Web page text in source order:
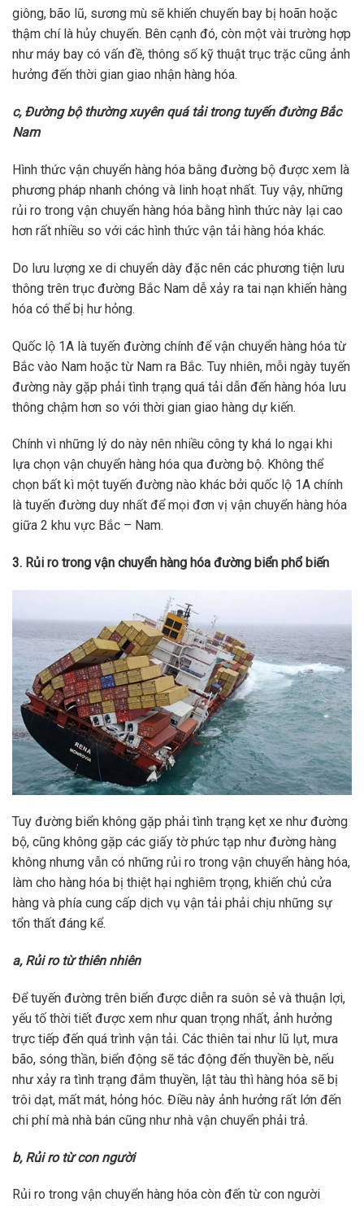
giông, bão lũ, sương mù sẽ khiến chuyến bay bị hoãn hoặc
thậm chí là hủy chuyến. Bên cạnh đó, còn một vài trường hợp
như máy bay có vấn đề, thông số kỹ thuật trục trặc cũng ảnh
hưởng đến thời gian giao nhận hàng hóa.
c, Đường bộ thường xuyên quá tải trong tuyến đường Bắc
Nam
Hình thức vận chuyển hàng hóa bằng đường bộ được xem là
phương pháp nhanh chóng và linh hoạt nhất. Tuy vậy, những
rủi ro trong vận chuyển hàng hóa bằng hình thức này lại cao
hơn rất nhiều so với các hình thức vận tải hàng hóa khác.
Do lưu lượng xe di chuyển dày đặc nên các phương tiện lưu
thông trên trục đường Bắc Nam dễ xảy ra tai nạn khiến hàng
hóa có thể bị hư hỏng.
Quốc lộ 1A là tuyến đường chính để vận chuyển hàng hóa từ
Bắc vào Nam hoặc từ Nam ra Bắc. Tuy nhiên, mỗi ngày tuyến
đường này gặp phải tình trạng quá tải dẫn đến hàng hóa lưu
thông chậm hơn so với thời gian giao hàng dự kiến.
Chính vì những lý do này nên nhiều công ty khá lo ngại khi
lựa chọn vận chuyển hàng hóa qua đường bộ. Không thể
chọn bất kì một tuyến đường nào khác bởi quốc lộ 1A chính
là tuyến đường duy nhất để mọi đơn vị vận chuyển hàng hóa
giữa 2 khu vực Bắc – Nam.
3. Rủi ro trong vận chuyển hàng hóa đường biển phổ biến
Tuy đường biển không gặp phải tình trạng kẹt xe như đường
bộ, cũng không gặp các giấy tờ phức tạp như đường hàng
không nhưng vẫn có những rủi ro trong vận chuyển hàng hóa,
làm cho hàng hóa bị thiệt hại nghiêm trọng, khiến chủ cửa
hàng và phía cung cấp dịch vụ vận tải phải chịu những sự
tổn thất đáng kể.
a, Rủi ro từ thiên nhiên
Để tuyến đường trên biển được diễn ra suôn sẻ và thuận lợi,
yếu tố thời tiết được xem như quan trọng nhất, ảnh hưởng
trực tiếp đến quá trình vận tải. Các thiên tai như lũ lụt, mưa
bão, sóng thần, biển động sẽ tác động đến thuyền bè, nếu
như xảy ra tình trạng đắm thuyền, lật tàu thì hàng hóa sẽ bị
trôi dạt, mất mát, hỏng hóc. Điều này ảnh hưởng rất lớn đến
chi phí mà nhà bán cũng như nhà vận chuyển phải trả.
b, Rủi ro từ con người
Rủi ro trong vận chuyển hàng hóa còn đến từ con người